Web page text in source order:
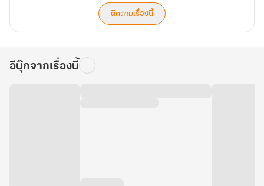
ติดตามเรื่องนี้
อีบุ๊กจากเรื่องนี้